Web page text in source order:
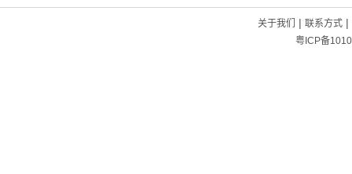
关于我们 | 联系方式|
粤ICP备